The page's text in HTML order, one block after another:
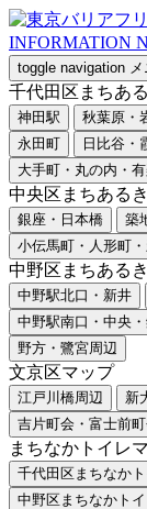
toggle navigation
千代田区まちあ
神田駅 秋葉原・
永田町
日比谷・
大手町・丸の内・
中央区まちある
銀座・日本橋 築
小伝馬町・人形町・
中野区まちある
中野駅北口・新井
中野駅南口・中央
野方・鷺宮周辺
文京区マップ
江戸川橋周辺
新
吉片町会・富士前
まちなかトイレ
千代田区まちなか
中野区まちなかト